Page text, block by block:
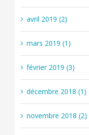
avril 2019 (2)
mars 2019 (1)
février 2019 (3)
décembre 2018 (1)
novembre 2018 (2)